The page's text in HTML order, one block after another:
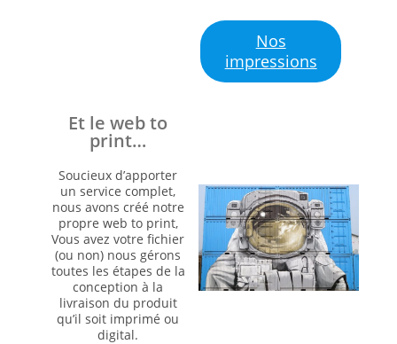
Nos
impressions
Et le web to
print…
Soucieux d’apporter
un service complet,
nous avons créé notre
propre web to print,
Vous avez votre fichier
(ou non) nous gérons
toutes les étapes de la
conception à la
livraison du produit
qu’il soit imprimé ou
digital.